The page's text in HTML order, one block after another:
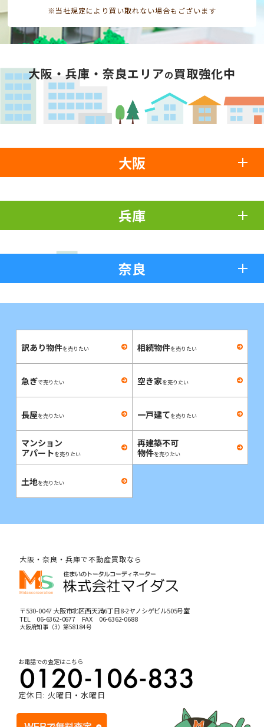
※当社規定により買い取れない場合もございます
大阪・兵庫・奈良エリアの買取強化中
大阪
兵庫
奈良
訳あり物件を売りたい 相続物件を売りたい
急ぎで売りたい 空き家を売りたい
長屋を売りたい 一戸建てを売りたい
マンション
アパートを売りたい
再建築不可
物件を売りたい
土地を売りたい
大阪・奈良・兵庫で不動産買取なら
〒530-0047 大阪市北区西天満6丁目8-2ヤノシゲビル505号室
TEL 06-6362-0677FAX 06-6362-0688
大阪府知事（3）第58184号
お電話での査定はこちら
定休日: 火曜日・水曜日